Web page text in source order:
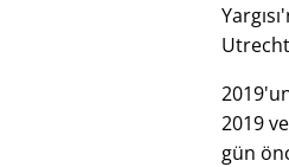
2019
gün